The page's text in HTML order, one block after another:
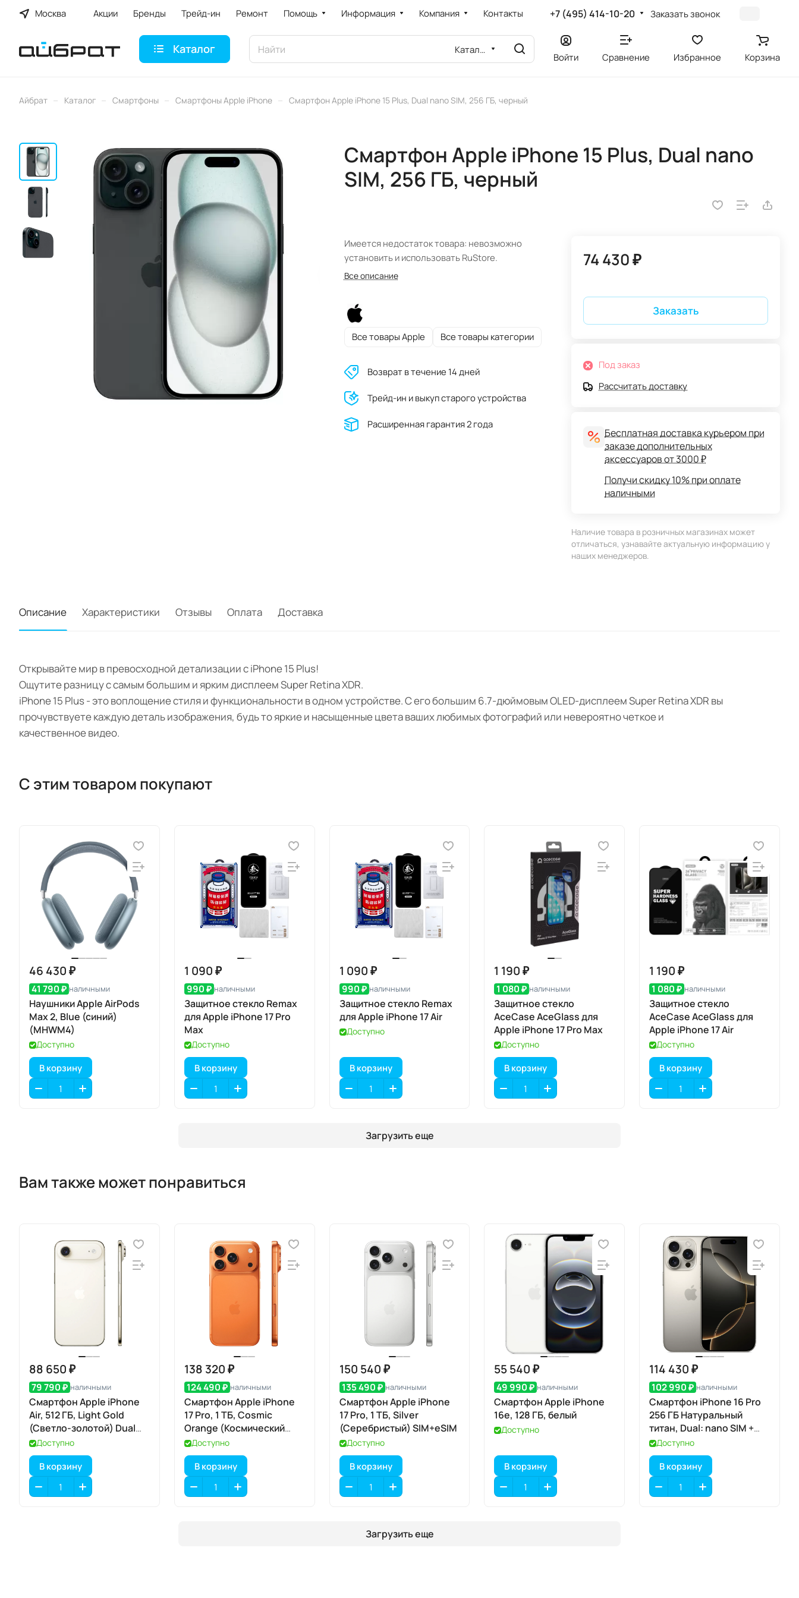
Москва Акции Бренды Трейд-ин Ремонт Помощь Информация Компания Контакты +7 (495) 414-10-20 Заказать звонок
Каталог Каталог
Войти Сравнение Избранное Корзина
Айбрат – Каталог – Смартфоны – Смартфоны Apple iPhone – Смартфон Apple iPhone 15 Plus, Dual nano SIM, 256 ГБ, черный
Смартфон Apple iPhone 15 Plus, Dual nano
SIM, 256 ГБ, черный
Имеется недостаток товара: невозможно
установить и использовать RuStore.
Все описание
Все товары Apple Все товары категории
Возврат в течение 14 дней
Трейд-ин и выкуп старого устройства
Расширенная гарантия 2 года
74 430 ₽
Заказать
Под заказ
Рассчитать доставку
Бесплатная доставка курьером при
заказе дополнительных
аксессуаров от 3000 ₽
Получи скидку 10% при оплате
наличными
Наличие товара в розничных магазинах может
отличаться, узнавайте актуальную информацию у
наших менеджеров.
Описание Характеристики Отзывы Оплата Доставка
Открывайте мир в превосходной детализации с iPhone 15 Plus!
Ощутите разницу с самым большим и ярким дисплеем Super Retina XDR.
iPhone 15 Plus - это воплощение стиля и функциональности в одном устройстве. С его большим 6.7-дюймовым OLED-дисплеем Super Retina XDR вы
прочувствуете каждую деталь изображения, будь то яркие и насыщенные цвета ваших любимых фотографий или невероятно четкое и
качественное видео.
С этим товаром покупают
46 430 ₽
41 790 ₽ наличными
Наушники Apple AirPods
Max 2, Blue (синий)
(MHWM4)
Доступно
В корзину
1 090 ₽
990 ₽ наличными
Защитное стекло Remax
для Apple iPhone 17 Pro
Max
Доступно
В корзину
1 090 ₽
990 ₽ наличными
Защитное стекло Remax
для Apple iPhone 17 Air
Доступно
В корзину
1 190 ₽
1 080 ₽ наличными
Защитное стекло
AceCase AceGlass для
Apple iPhone 17 Pro Max
Доступно
В корзину
1 190 ₽
1 080 ₽ наличными
Защитное стекло
AceCase AceGlass для
Apple iPhone 17 Air
Доступно
В корзину
Загрузить еще
Вам также может понравиться
88 650 ₽
79 790 ₽ наличными
Смартфон Apple iPhone
Air, 512 ГБ, Light Gold
(Светло-золотой) Dual
eSIM
Доступно
В корзину
138 320 ₽
124 490 ₽ наличными
Смартфон Apple iPhone
17 Pro, 1 ТБ, Cosmic
Orange (Космический
оранжевый) Dual eSIM
Доступно
В корзину
150 540 ₽
135 490 ₽ наличными
Смартфон Apple iPhone
17 Pro, 1 ТБ, Silver
(Серебристый) SIM+eSIM
Доступно
В корзину
55 540 ₽
49 990 ₽ наличными
Смартфон Apple iPhone
16e, 128 ГБ, белый
Доступно
В корзину
114 430 ₽
102 990 ₽ наличными
Смартфон iPhone 16 Pro
256 ГБ Натуральный
титан, Dual: nano SIM +
eSIM
Доступно
В корзину
Загрузить еще